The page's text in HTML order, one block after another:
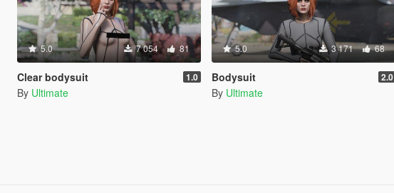
5.0 7 054 81
Clear bodysuit 1.0
By Ultimate
5.0 3 171 68
Bodysuit 2.0
By Ultimate